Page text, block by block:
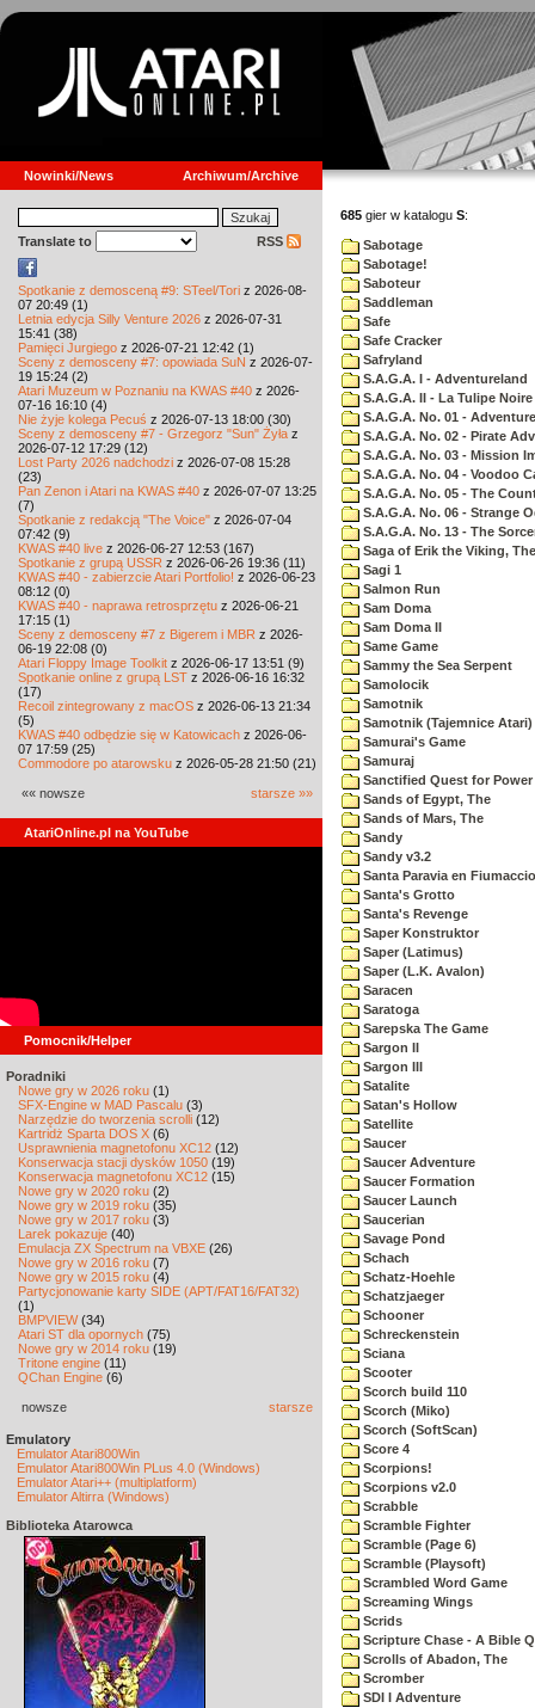
Nowinki/News Archiwum/Archive
Translate to RSS
Spotkanie z demosceną #9: STeel/Tori z 2026-08-
07 20:49 (1)
Letnia edycja Silly Venture 2026 z 2026-07-31
15:41 (38)
Pamięci Jurgiego z 2026-07-21 12:42 (1)
Sceny z demosceny #7: opowiada SuN z 2026-07-
19 15:24 (2)
Atari Muzeum w Poznaniu na KWAS #40 z 2026-
07-16 16:10 (4)
Nie żyje kolega Pecuś z 2026-07-13 18:00 (30)
Sceny z demosceny #7 - Grzegorz "Sun" Żyła z
2026-07-12 17:29 (12)
Lost Party 2026 nadchodzi z 2026-07-08 15:28
(23)
Pan Zenon i Atari na KWAS #40 z 2026-07-07 13:25
(7)
Spotkanie z redakcją "The Voice" z 2026-07-04
07:42 (9)
KWAS #40 live z 2026-06-27 12:53 (167)
Spotkanie z grupą USSR z 2026-06-26 19:36 (11)
KWAS #40 - zabierzcie Atari Portfolio! z 2026-06-23
08:12 (0)
KWAS #40 - naprawa retrosprzętu z 2026-06-21
17:15 (1)
Sceny z demosceny #7 z Bigerem i MBR z 2026-
06-19 22:08 (0)
Atari Floppy Image Toolkit z 2026-06-17 13:51 (9)
Spotkanie online z grupą LST z 2026-06-16 16:32
(17)
Recoil zintegrowany z macOS z 2026-06-13 21:34
(5)
KWAS #40 odbędzie się w Katowicach z 2026-06-
07 17:59 (25)
Commodore po atarowsku z 2026-05-28 21:50 (21)
«« nowsze starsze »»
AtariOnline.pl na YouTube
Pomocnik/Helper
Poradniki
Nowe gry w 2026 roku (1)
SFX-Engine w MAD Pascalu (3)
Narzędzie do tworzenia scrolli (12)
Kartridż Sparta DOS X (6)
Usprawnienia magnetofonu XC12 (12)
Konserwacja stacji dysków 1050 (19)
Konserwacja magnetofonu XC12 (15)
Nowe gry w 2020 roku (2)
Nowe gry w 2019 roku (35)
Nowe gry w 2017 roku (3)
Larek pokazuje (40)
Emulacja ZX Spectrum na VBXE (26)
Nowe gry w 2016 roku (7)
Nowe gry w 2015 roku (4)
Partycjonowanie karty SIDE (APT/FAT16/FAT32)
(1)
BMPVIEW(34)
Atari ST dla opornych (75)
Nowe gry w 2014 roku (19)
Tritone engine (11)
QChan Engine (6)
nowsze starsze
Emulatory
Emulator Atari800Win
Emulator Atari800Win PLus 4.0 (Windows)
Emulator Atari++ (multiplatform)
Emulator Altirra (Windows)
Biblioteka Atarowca
685 gier w katalogu S:
Sabotage
Sabotage!
Saboteur
Saddleman
Safe
Safe Cracker
Safryland
S.A.G.A. I - Adventureland
S.A.G.A. II - La Tulipe Noire
S.A.G.A. No. 01 -
S.A.G.A. No. 02 - Pirate
S.A.G.A. No. 03 - Mission
S.A.G.A. No. 04 - Voodoo
S.A.G.A. No. 05 - The
S.A.G.A. No. 06 - Strange
S.A.G.A. No. 13 - The
Saga of Erik the Viking, The
Sagi 1
Salmon Run
Sam Doma
Sam Doma II
Same Game
Sammy the Sea Serpent
Samolocik
Samotnik
Samotnik (Tajemnice Atari)
Samurai's Game
Samuraj
Sanctified Quest for Power
Sands of Egypt, The
Sands of Mars, The
Sandy
Sandy v3.2
Santa Paravia en Fiumaccio
Santa's Grotto
Santa's Revenge
Saper Konstruktor
Saper (Latimus)
Saper (L.K. Avalon)
Saracen
Saratoga
Sarepska The Game
Sargon II
Sargon III
Satalite
Satan's Hollow
Satellite
Saucer
Saucer Adventure
Saucer Formation
Saucer Launch
Saucerian
Savage Pond
Schach
Schatz-Hoehle
Schatzjaeger
Schooner
Schreckenstein
Sciana
Scooter
Scorch build 110
Scorch (Miko)
Scorch (SoftScan)
Score 4
Scorpions!
Scorpions v2.0
Scrabble
Scramble Fighter
Scramble (Page 6)
Scramble (Playsoft)
Scrambled Word Game
Screaming Wings
Scrids
Scripture Chase - A Bible
Scrolls of Abadon, The
Scromber
SDI I Adventure